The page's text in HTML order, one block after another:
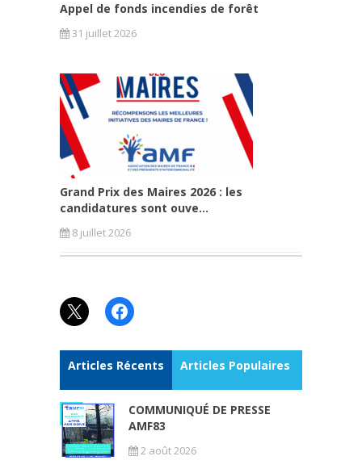
Appel de fonds incendies de forêt
31 juillet 2026
Grand Prix des Maires 2026 : les
candidatures sont ouve...
8 juillet 2026
X Facebook
Articles Récents Articles Populaires
COMMUNIQUÉ DE PRESSE
AMF83
2 août 2026